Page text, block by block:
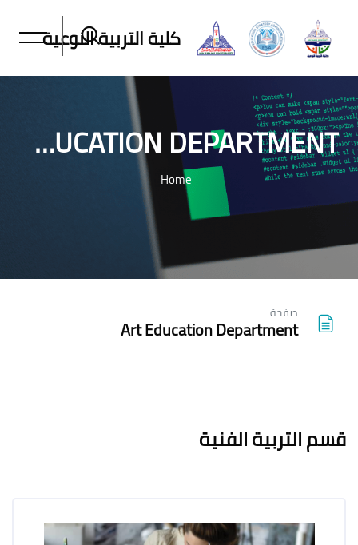
كلية التربية النوعية
ART EDUCATION DEPARTMENT
Home
صفحة
Art Education Department
الكتل
قسم التربية الفنية